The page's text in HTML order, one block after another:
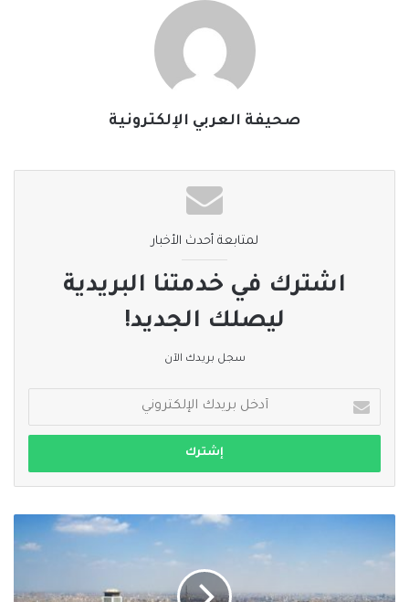
#صحيفة_العربي_الالكترونية
صحيفة العربي الإلكترونية
لمتابعة أحدث الأخبار
اشترك في خدمتنا البريدية
ليصلك الجديد!
سجل بريدك الآن
بريدك
الإلكتروني
بالمؤبد
الإعلاميين